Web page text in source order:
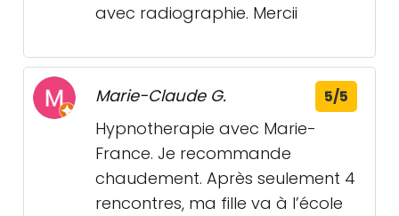
avec radiographie. Mercii
Marie-Claude G. 5/5
Hypnotherapie avec Marie-
France. Je recommande
chaudement. Après seulement 4
rencontres, ma fille va à l’école